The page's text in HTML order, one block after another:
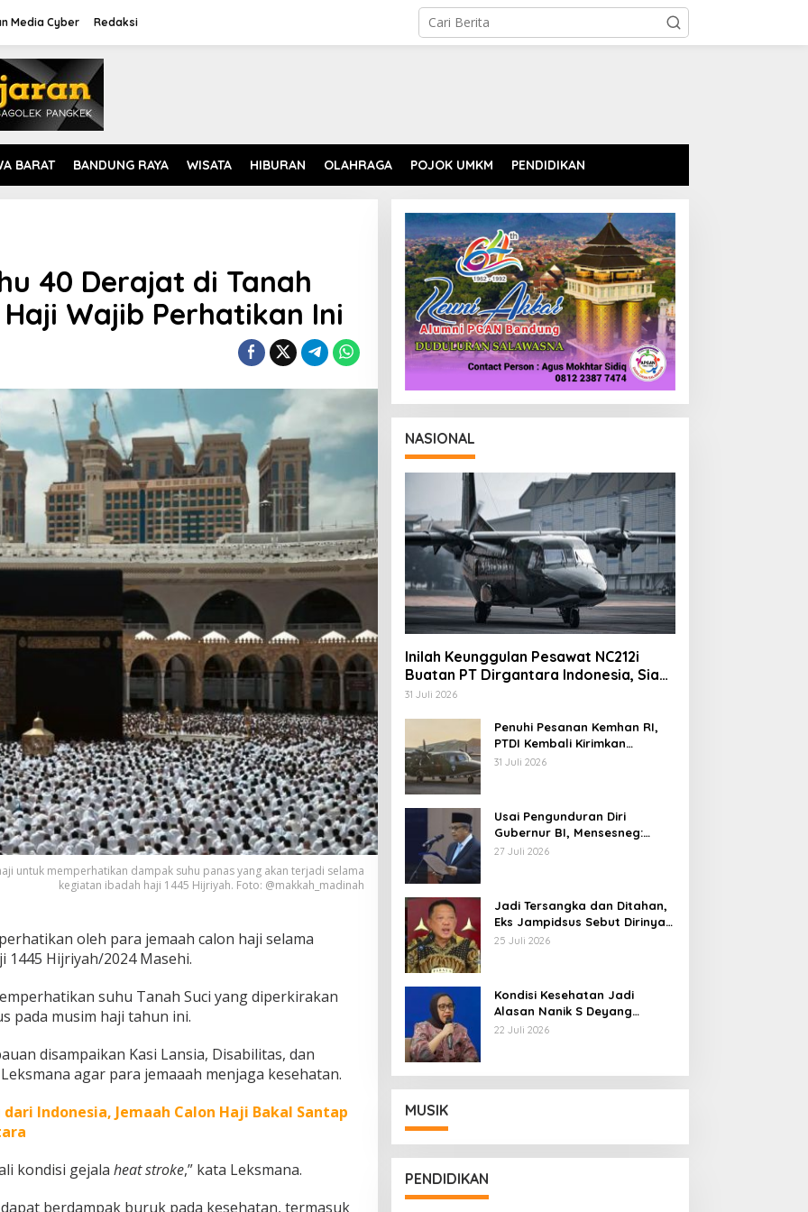
Media Cyber Redaksi
BARAT BANDUNG RAYA WISATA HIBURAN OLAHRAGA POJOK UMKM PENDIDIKAN
40 Derajat di Tanah
Wajib Perhatikan Ini
untuk memperhatikan dampak suhu panas yang akan terjadi selama
kegiatan ibadah haji 1445 Hijriyah. Foto: @makkah_madinah
oleh para jemaah calon haji selama
Hijriyah/2024 Masehi.
suhu Tanah Suci yang diperkirakan
pada musim haji tahun ini.
disampaikan Kasi Lansia, Disabilitas, dan
agar para jemaaah menjaga kesehatan.
Indonesia, Jemaah Calon Haji Bakal Santap
kondisi gejala heat stroke,” kata Leksmana.
berdampak buruk pada kesehatan, termasuk
NASIONAL
Inilah Keunggulan Pesawat NC212i
Buatan PT Dirgantara Indonesia, Siap
Dukung Berbagai Operasi TNI
31 Juli 2026
Penuhi Pesanan Kemhan RI,
PTDI Kembali Kirimkan
Pesawat NC212i ke Pangkalan
31 Juli 2026
Usai Pengunduran Diri
Gubernur BI, Mensesneg:
Segera Terbit Keppres
27 Juli 2026
Jadi Tersangka dan Ditahan,
Eks Jampidsus Sebut Dirinya
Korban Kriminalisasi
25 Juli 2026
Kondisi Kesehatan Jadi
Alasan Nanik S Deyang
Mundur dari BGN, Prabowo
22 Juli 2026
MUSIK
PENDIDIKAN